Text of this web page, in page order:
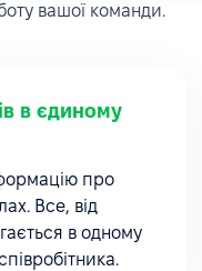
вашої команди.
в єдиному
про
Все, від
в одному